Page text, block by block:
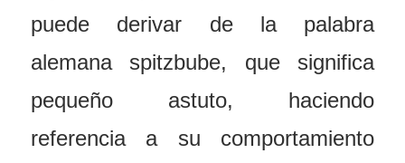
puede derivar de la palabra
alemana spitzbube, que significa
pequeño astuto, haciendo
referencia a su comportamiento